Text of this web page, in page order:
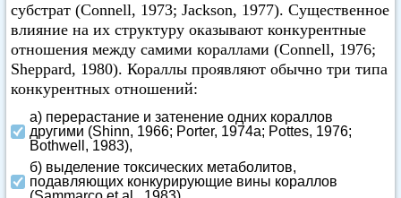
субстрат (Connell, 1973; Jackson, 1977). Существенное
влияние на их структуру оказывают конкурентные
отношения между самими кораллами (Connell, 1976;
Sheppard, 1980). Кораллы проявляют обычно три типа
конкурентных отношений:
а) перерастание и затенение одних кораллов
другими (Shinn, 1966; Porter, 1974а; Pottes, 1976;
Bothwell, 1983),
б) выделение токсических метаболитов,
подавляющих конкурирующие вины кораллов